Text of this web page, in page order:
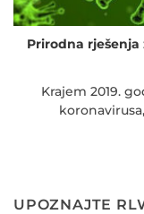
Prirodna
Krajem 2019.
UPOZNAJTE